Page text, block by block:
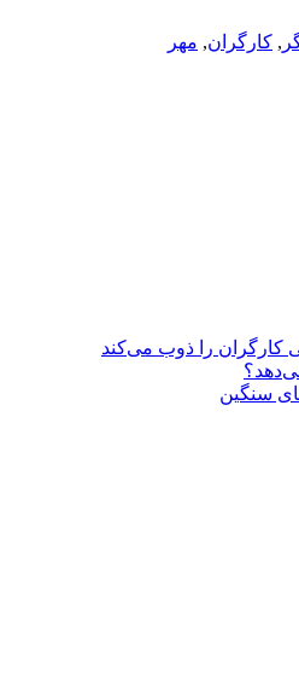
, کارگران, مهر
سنگین